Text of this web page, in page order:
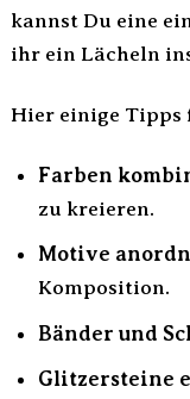
kannst Du eine
ihr ein Lächeln
Hier einige
Farben
zu kreieren.
Motive
Komposition.
Bänder und
Glitzersteine